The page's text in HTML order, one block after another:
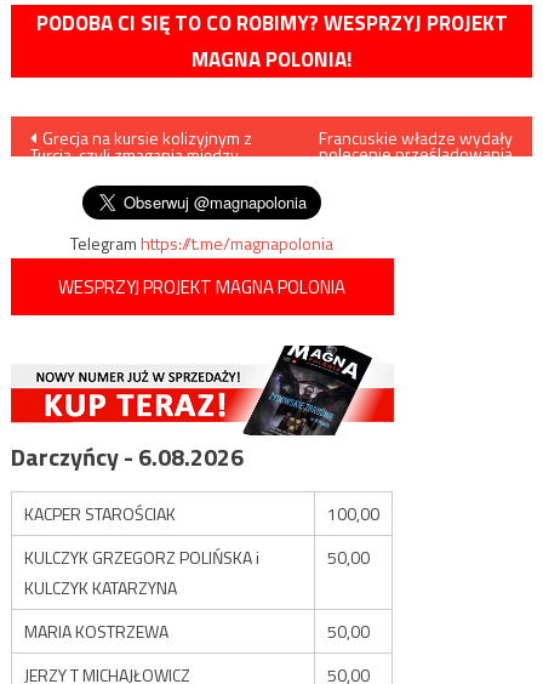
PODOBA CI SIĘ TO CO ROBIMY? WESPRZYJ PROJEKT
MAGNA POLONIA!
Nawigacja
wpisu
Grecja na kursie kolizyjnym z
Turcją, czyli zmagania między
Francuskie władze wydały
polecenie prześladowania
Telegramhttps://t.me/magnapolonia
WESPRZYJ PROJEKT MAGNA POLONIA
Darczyńcy - 6.08.2026
KACPER STAROŚCIAK
100,00
KULCZYK GRZEGORZ POLIŃSKA i
KULCZYK KATARZYNA
50,00
MARIA KOSTRZEWA
50,00
JERZY T MICHAJŁOWICZ
50,00